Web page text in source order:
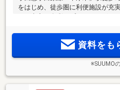
をはじめ、徒歩圏に利便施設が充
トリー受付中。
資料をも
※SUUMO